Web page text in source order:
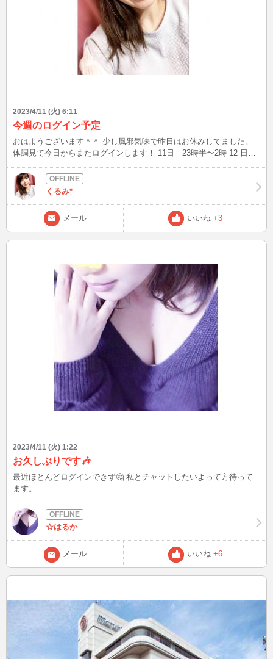
2023/4/11 (火) 6:11
今週のログイン予定
おはようございます＾＾ 少し風邪気味で昨日はお休みしてました。
体調見て今日からまたログインします！ 11日 23時半〜2時 12 日
23時〜2時
くるみ*
メール いいね +3
2023/4/11 (火) 1:22
お久しぶりです🎶
最近ほとんどログインできず🤔 私とチャットしたいよって方待って
ます。
☆はるか
メール いいね +6